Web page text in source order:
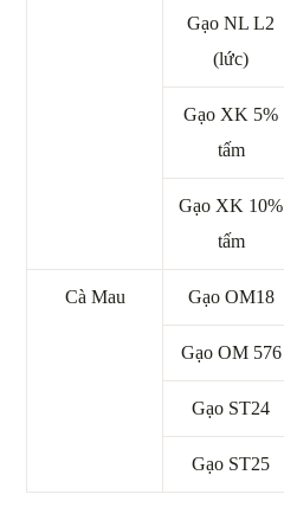
Gạo NL L2
(lức)
Gạo XK 5%
tấm
Gạo XK 10%
tấm
Cà Mau Gạo OM18
Gạo OM 576
Gạo ST24
Gạo ST25